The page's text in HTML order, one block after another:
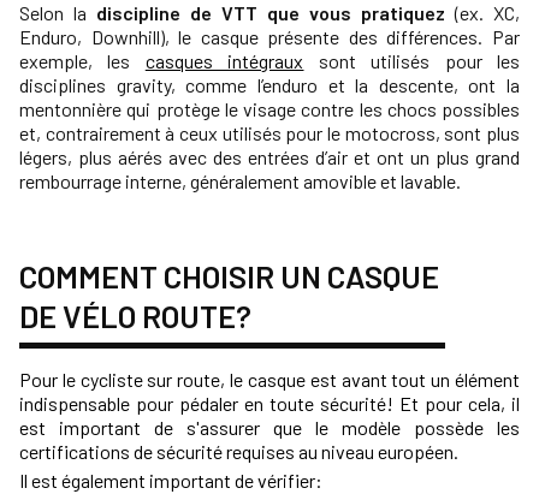
Selon la discipline de VTT que vous pratiquez (ex. XC,
Enduro, Downhill), le casque présente des différences. Par
exemple, les casques intégraux sont utilisés pour les
disciplines gravity, comme l’enduro et la descente, ont la
mentonnière qui protège le visage contre les chocs possibles
et, contrairement à ceux utilisés pour le motocross, sont plus
légers, plus aérés avec des entrées d’air et ont un plus grand
rembourrage interne, généralement amovible et lavable.
COMMENT CHOISIR UN CASQUE
DE VÉLO ROUTE?
Pour le cycliste sur route, le casque est avant tout un élément
indispensable pour pédaler en toute sécurité! Et pour cela, il
est important de s'assurer que le modèle possède les
certifications de sécurité requises au niveau européen.
Il est également important de vérifier: